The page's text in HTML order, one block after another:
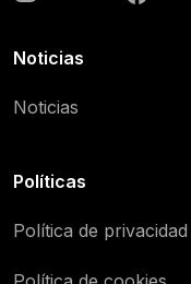
Noticias
Noticias
Políticas
Política de privacidad